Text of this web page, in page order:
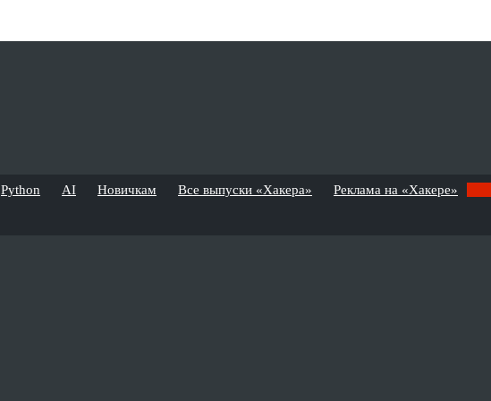
Python AI Новичкам Все выпуски «Хакера» Реклама на «Хакере»